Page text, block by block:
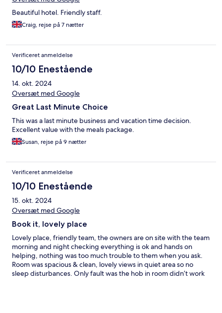
Beautiful hotel. Friendly staff.
Craig, rejse på 7 nætter
Verificeret anmeldelse
10/10 Enestående
14. okt. 2024
Oversæt med Google
Great Last Minute Choice
This was a last minute business and vacation time decision.
Excellent value with the meals package.
Susan, rejse på 9 nætter
Verificeret anmeldelse
10/10 Enestående
15. okt. 2024
Oversæt med Google
Book it, lovely place
Lovely place, friendly team, the owners are on site with the team
morning and night checking everything is ok and hands on
helping, nothing was too much trouble to them when you ask.
Room was spacious & clean, lovely views in quiet area so no
sleep disturbances. Only fault was the hob in room didn’t work